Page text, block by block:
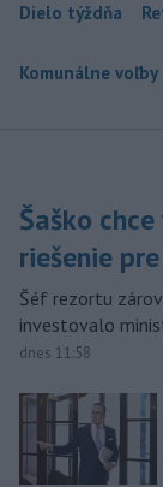
Dielo týždňa
Komunálne voľby
Šaško
riešenie
Šéf rezortu
investovalo
dnes 11:58